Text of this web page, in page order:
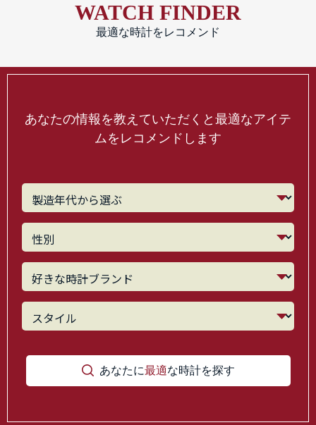
WATCH FINDER
最適な時計をレコメンド
あなたの情報を教えていただくと最適なアイテ
ムをレコメンドします
あなたに最適な時計を探す